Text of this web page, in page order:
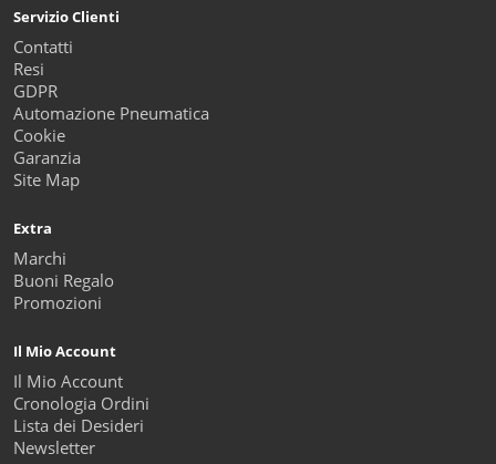
Servizio Clienti
Contatti
Resi
GDPR
Automazione Pneumatica
Cookie
Garanzia
Site Map
Extra
Marchi
Buoni Regalo
Promozioni
Il Mio Account
Il Mio Account
Cronologia Ordini
Lista dei Desideri
Newsletter